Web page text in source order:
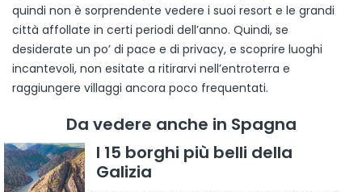
quindi non è sorprendente vedere i suoi resort e le grandi
città affollate in certi periodi dell’anno. Quindi, se
desiderate un po’ di pace e di privacy, e scoprire luoghi
incantevoli, non esitate a ritirarvi nell’entroterra e
raggiungere villaggi ancora poco frequentati.
Da vedere anche in Spagna
I 15 borghi più belli della
Galizia